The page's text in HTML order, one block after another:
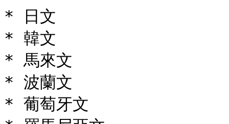
* 日文
* 韓文
* 馬來文
* 波蘭文
* 葡萄牙文